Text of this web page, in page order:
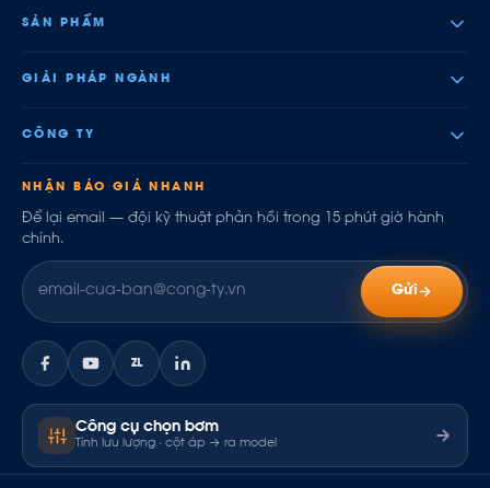
SẢN PHẨM
GIẢI PHÁP NGÀNH
CÔNG TY
NHẬN BÁO GIÁ NHANH
Để lại email — đội kỹ thuật phản hồi trong 15 phút giờ hành
chính.
Gửi
ZL
Công cụ chọn bơm
Tính lưu lượng · cột áp → ra model